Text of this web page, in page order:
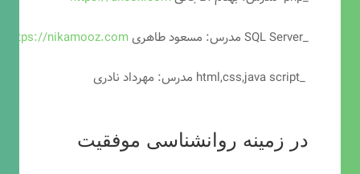
_SQL Server مدرس: مسعود طاهری
https://nikamooz.com
_html,css,java script مدرس: مهرداد نادری
در زمینه روانشناسی موفقیت